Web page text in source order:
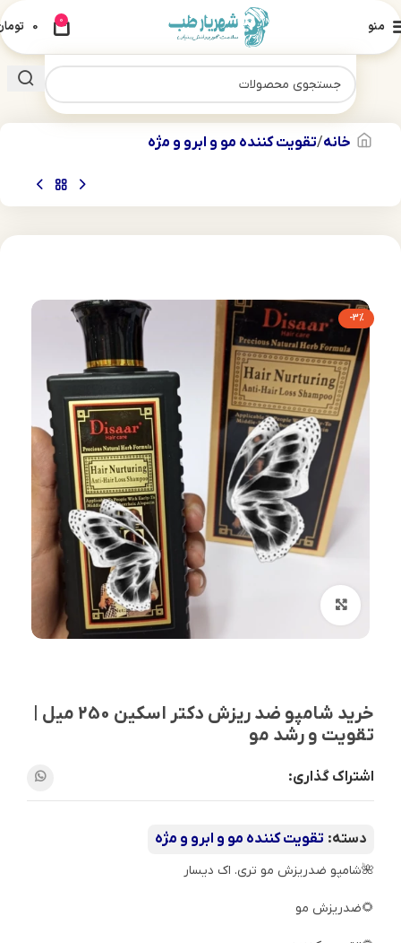
منو 0
0
خانه تقویت کننده مو و ابرو و مژه
-3%
بزرگنمایی تصویر
خرید شامپو ضد ریزش دکتر اسکین 250 میل |
تقویت و رشد مو
اشتراک گذاری:
دسته: تقویت کننده مو و ابرو و مژه
🌺شامپو ضدریزش مو تری. اک دیسار
🌻ضدریزش مو